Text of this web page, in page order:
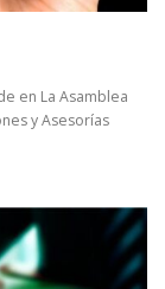
en La Asamblea
y Asesorías